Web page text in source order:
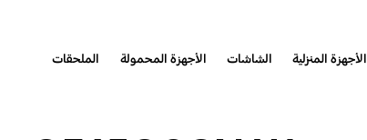
الأجهزة المنزلية الشاشات الأجهزة المحمولة الملحقات